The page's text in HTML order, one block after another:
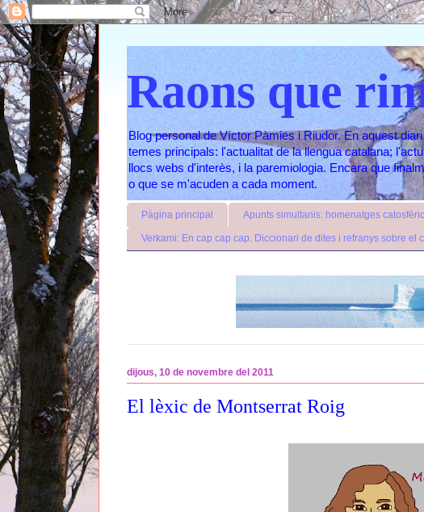
Raons que
Blog personal de Víctor Pàmies i Riudor. En aquest
temes principals: l'actualitat de la llengua catalana;
llocs webs d'interès, i la paremiologia. Encara que
o que se m'acuden a cada moment.
Pàgina principal Apunts simultanis: homenatges
Verkami: En cap cap cap. Diccionari de dites i refranys sobre el
dijous, 10 de novembre del 2011
El lèxic de Montserrat Roig